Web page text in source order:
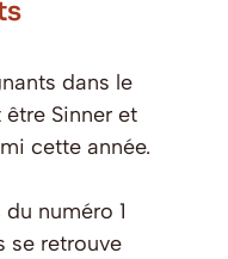
dans le
Sinner et
cette année.
numéro 1
se retrouve